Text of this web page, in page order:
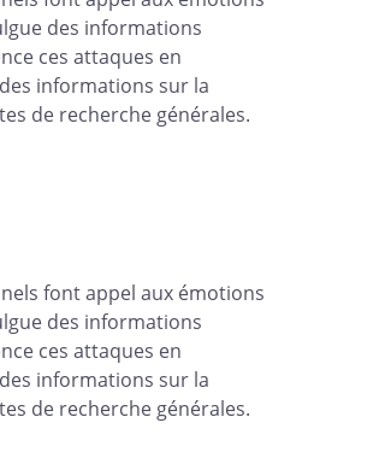
des informations
ces attaques en
informations sur la
de recherche générales.
font appel aux émotions
des informations
ces attaques en
informations sur la
de recherche générales.